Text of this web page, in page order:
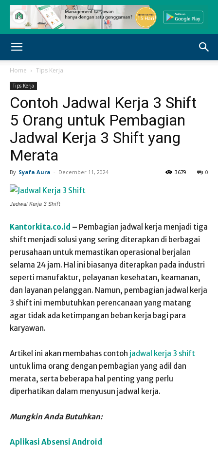
Home Tips Kerja
Tips Kerja
Contoh Jadwal Kerja 3 Shift
5 Orang untuk Pembagian
Jadwal Kerja 3 Shift yang
Merata
By Syafa Aura - December 11, 2024 0
3679
Jadwal Kerja 3 Shift
Kantorkita.co.id – Pembagian jadwal kerja menjadi tiga
shift menjadi solusi yang sering diterapkan di berbagai
perusahaan untuk memastikan operasional berjalan
selama 24 jam. Hal ini biasanya diterapkan pada industri
seperti manufaktur, pelayanan kesehatan, keamanan,
dan layanan pelanggan. Namun, pembagian jadwal kerja
3 shift ini membutuhkan perencanaan yang matang
agar tidak ada ketimpangan beban kerja bagi para
karyawan.
Artikel ini akan membahas contoh jadwal kerja 3 shift
untuk lima orang dengan pembagian yang adil dan
merata, serta beberapa hal penting yang perlu
diperhatikan dalam menyusun jadwal kerja.
Mungkin Anda Butuhkan:
Aplikasi Absensi Android